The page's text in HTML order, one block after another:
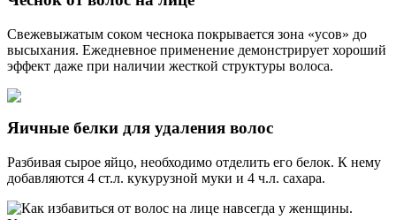
Свежевыжатым соком чеснока покрывается зона «усов» до
высыхания. Ежедневное применение демонстрирует хороший
эффект даже при наличии жесткой структуры волоса.
Яичные белки для удаления волос
Разбивая сырое яйцо, необходимо отделить его белок. К нему
добавляются 4 ст.л. кукурузной муки и 4 ч.л. сахара.